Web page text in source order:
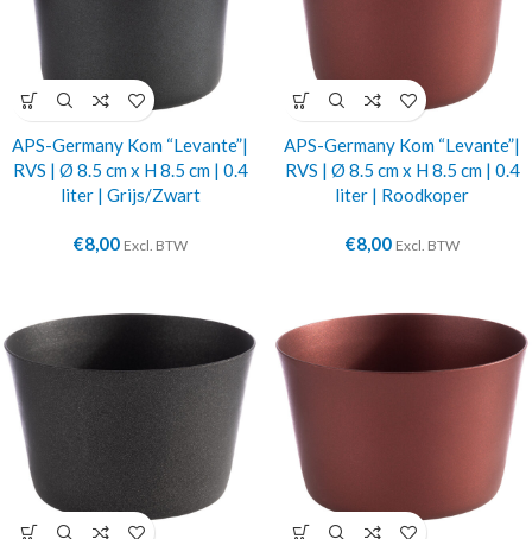
APS-Germany Kom “Levante”|
RVS | Ø 8.5 cm x H 8.5 cm | 0.4
liter | Grijs/Zwart
€8,00 Excl. BTW
APS-Germany Kom “Levante”|
RVS | Ø 8.5 cm x H 8.5 cm | 0.4
liter | Roodkoper
€8,00 Excl. BTW